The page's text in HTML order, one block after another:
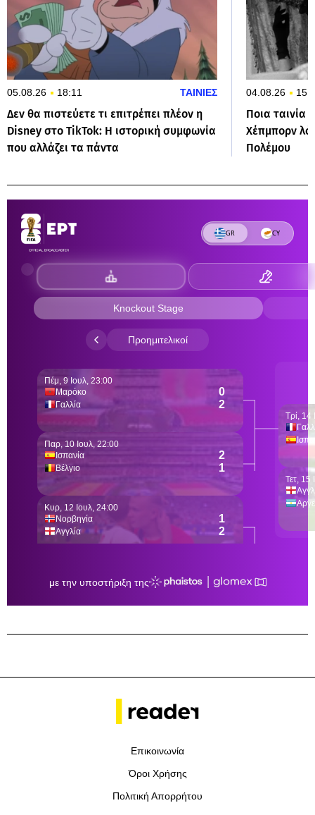
05.08.26 18:11 ΤΑΙΝΙΕΣ
Δεν θα πιστεύετε τι επιτρέπει πλέον η
Disney στο TikTok: Η ιστορική συμφωνία
που αλλάζει τα πάντα
04.08.26
Ποια ταινία
Χέπμπορν
Πολέμου
Επικοινωνία
Όροι Χρήσης
Πολιτική Απορρήτου